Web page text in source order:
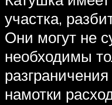
участка,
Они могут не
необходимы
намотки